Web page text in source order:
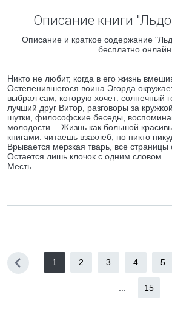
Описание книги
Описание и краткое содержание
бесплатно онлайн.
Никто не любит, когда в его жизнь
Остепенившегося воина Эгорда
выбрал сам, которую хочет: солнечный
лучший друг Витор, разговоры за
шутки, философские беседы,
молодости… Жизнь как большой
книгами: читаешь взахлеб, но никто
Врывается мерзкая тварь, все страницы
Остается лишь клочок с одним словом.
Месть.
1 2 3 4 5
15